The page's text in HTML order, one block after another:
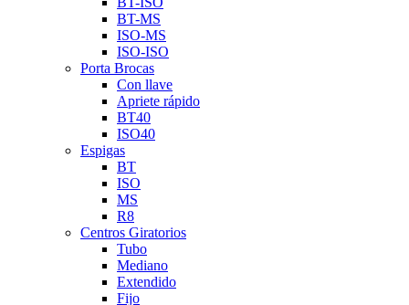
BT-MS
ISO-MS
ISO-ISO
Porta Brocas
Con llave
Apriete rápido
BT40
ISO40
Espigas
BT
ISO
MS
R8
Centros Giratorios
Tubo
Mediano
Extendido
Fijo